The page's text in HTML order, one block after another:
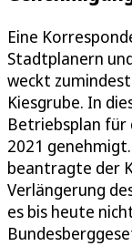
Eine
Stadtplanern
weckt
Kiesgrube. In
Betriebsplan für
2021
beantragte der
Verlängerung
es bis heute